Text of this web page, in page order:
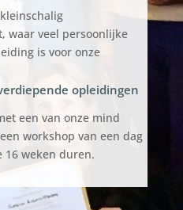
waar veel persoonlijke
is voor onze
opleidingen
een van onze mind
workshop van een dag
weken duren.